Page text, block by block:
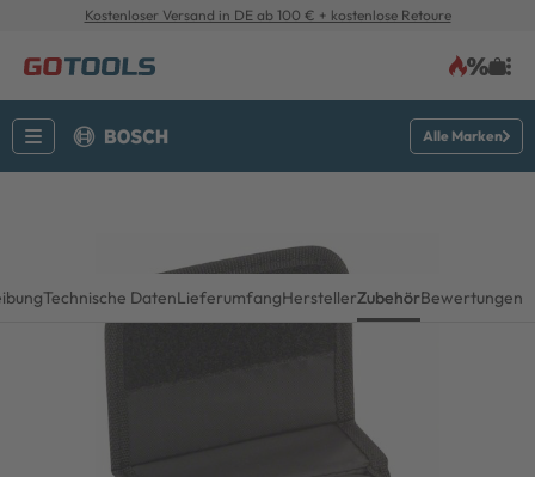
Kostenloser Versand in DE ab 100 € + kostenlose Retoure
Alle Marken
Technische DatenLieferumfangHerstellerZubehörBewertungen